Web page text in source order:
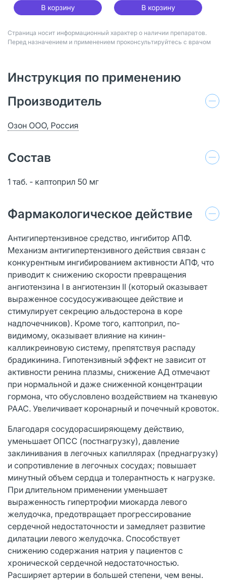
В корзину В корзину
Страница носит информационный характер о наличии препаратов.
Перед назначением и применением проконсультируйтесь с врачом
Инструкция по применению
Производитель
Озон ООО, Россия
Состав
1 таб. - каптоприл 50 мг
Фармакологическое действие
Антигипертензивное средство, ингибитор АПФ.
Механизм антигипертензивного действия связан с
конкурентным ингибированием активности АПФ, что
приводит к снижению скорости превращения
ангиотензина I в ангиотензин II (который оказывает
выраженное сосудосуживающее действие и
стимулирует секрецию альдостерона в коре
надпочечников). Кроме того, каптоприл, по-
видимому, оказывает влияние на кинин-
калликреиновую систему, препятствуя распаду
брадикинина. Гипотензивный эффект не зависит от
активности ренина плазмы, снижение АД отмечают
при нормальной и даже сниженной концентрации
гормона, что обусловлено воздействием на тканевую
РААС. Увеличивает коронарный и почечный кровоток.
Благодаря сосудорасширяющему действию,
уменьшает ОПСС (постнагрузку), давление
заклинивания в легочных капиллярах (преднагрузку)
и сопротивление в легочных сосудах; повышает
минутный объем сердца и толерантность к нагрузке.
При длительном применении уменьшает
выраженность гипертрофии миокарда левого
желудочка, предотвращает прогрессирование
сердечной недостаточности и замедляет развитие
дилатации левого желудочка. Способствует
снижению содержания натрия у пациентов с
хронической сердечной недостаточностью.
Расширяет артерии в большей степени, чем вены.